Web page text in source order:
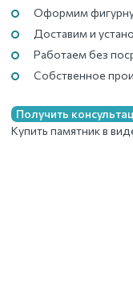
Оформим
Доставим и
Работаем без
Собственное
Получить
Купить памятник в